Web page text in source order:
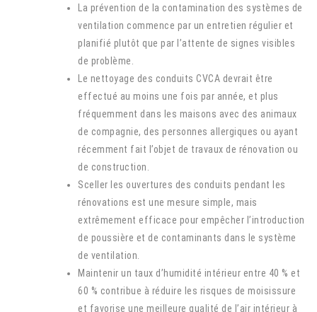
La prévention de la contamination des systèmes de
ventilation commence par un entretien régulier et
planifié plutôt que par l’attente de signes visibles
de problème.
Le nettoyage des conduits CVCA devrait être
effectué au moins une fois par année, et plus
fréquemment dans les maisons avec des animaux
de compagnie, des personnes allergiques ou ayant
récemment fait l’objet de travaux de rénovation ou
de construction.
Sceller les ouvertures des conduits pendant les
rénovations est une mesure simple, mais
extrêmement efficace pour empêcher l’introduction
de poussière et de contaminants dans le système
de ventilation.
Maintenir un taux d’humidité intérieur entre 40 % et
60 % contribue à réduire les risques de moisissure
et favorise une meilleure qualité de l’air intérieur à